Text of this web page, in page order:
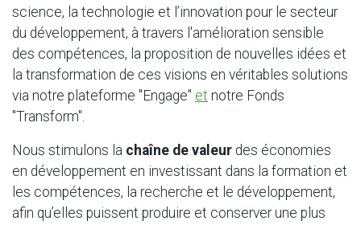
science, la technologie et l’innovation pour le secteur
du développement, à travers l'amélioration sensible
des compétences, la proposition de nouvelles idées et
la transformation de ces visions en véritables solutions
via notre plateforme "Engage" et notre Fonds
"Transform".
Nous stimulons la chaîne de valeur des économies
en développement en investissant dans la formation et
les compétences, la recherche et le développement,
afin qu’elles puissent produire et conserver une plus